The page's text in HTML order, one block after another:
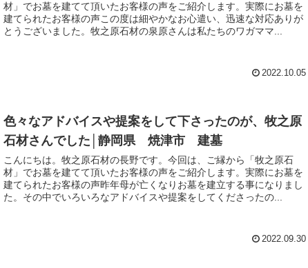
材」でお墓を建てて頂いたお客様の声をご紹介します。実際にお墓を
建てられたお客様の声この度は細やかなお心遣い、迅速な対応ありが
とうございました。牧之原石材の泉原さんは私たちのワガママ...
2022.10.05
色々なアドバイスや提案をして下さったのが、牧之原
石材さんでした│静岡県 焼津市 建墓
こんにちは。牧之原石材の長野です。今回は、ご縁から「牧之原石
材」でお墓を建てて頂いたお客様の声をご紹介します。実際にお墓を
建てられたお客様の声昨年母が亡くなりお墓を建立する事になりまし
た。その中でいろいろなアドバイスや提案をしてくださったの...
2022.09.30